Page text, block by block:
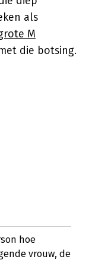
als
M
die botsing.
hoe
vrouw, de